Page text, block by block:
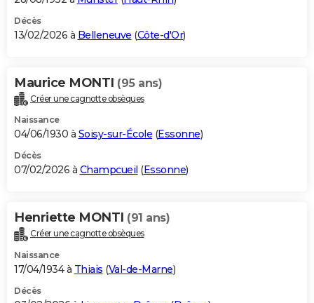
Décès
13/02/2026 à Belleneuve (Côte-d'Or)
Maurice MONTI (95 ans)
Créer une cagnotte obsèques
Naissance
04/06/1930 à Soisy-sur-École (Essonne)
Décès
07/02/2026 à Champcueil (Essonne)
Henriette MONTI (91 ans)
Créer une cagnotte obsèques
Naissance
17/04/1934 à Thiais (Val-de-Marne)
Décès